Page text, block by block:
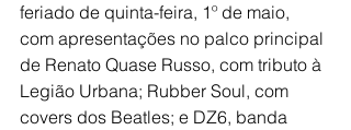
feriado de quinta-feira, 1º de maio,
com apresentações no palco principal
de Renato Quase Russo, com tributo à
Legião Urbana; Rubber Soul, com
covers dos Beatles; e DZ6, banda